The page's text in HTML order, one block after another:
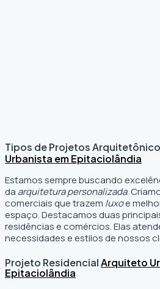
Tipos de Projetos
Urbanista em Epitaciolândia
Estamos sempre buscando
da arquitetura personalizada.
comerciais que trazem luxoe
espaço. Destacamos duas
residências e comércios. Elas
necessidades e estilos de nossos
Projeto ResidencialArquiteto
Epitaciolândia